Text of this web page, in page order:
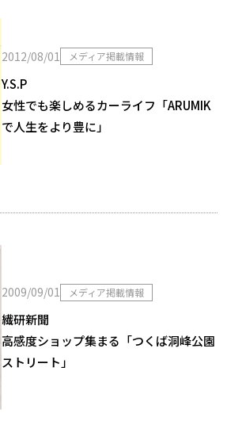
2012/08/01 メディア掲載情報
Y.S.P
女性でも楽しめるカーライフ「ARUMIK
で人生をより豊に」
2009/09/01 メディア掲載情報
繊研新聞
高感度ショップ集まる「つくば洞峰公園
ストリート」